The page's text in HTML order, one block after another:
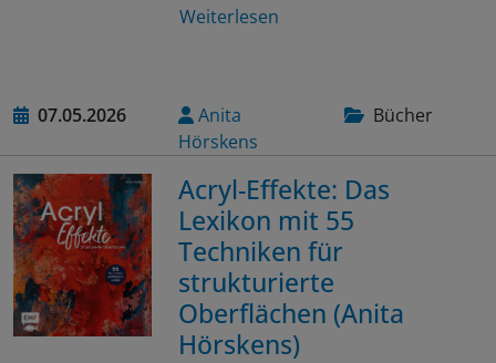
Weiterlesen
07.05.2026
Anita
Hörskens
Bücher
Acryl-Effekte: Das
Lexikon mit 55
Techniken für
strukturierte
Oberflächen (Anita
Hörskens)